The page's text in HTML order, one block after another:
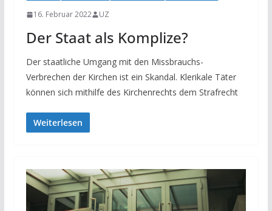
16. Februar 2022 UZ
Der Staat als Komplize?
Der staatliche Umgang mit den Missbrauchs-
Verbrechen der Kirchen ist ein Skandal. Klerikale Täter
können sich mithilfe des Kirchenrechts dem Strafrecht
Weiterlesen